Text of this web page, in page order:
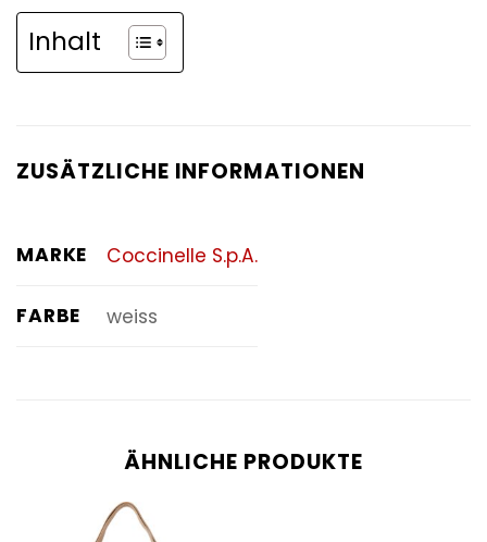
Inhalt
ZUSÄTZLICHE INFORMATIONEN
MARKE Coccinelle S.p.A.
FARBE weiss
ÄHNLICHE PRODUKTE